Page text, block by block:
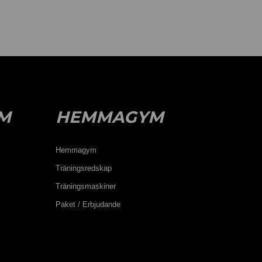
HEMMAGYM
Hemmagym
Träningsredskap
Träningsmaskiner
Paket / Erbjudande